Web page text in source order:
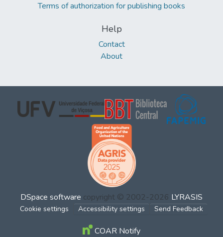
Terms of authorization for publishing books
Help
Contact
About
DSpace software copyright © 2002-2026 LYRASIS
Cookie settings Accessibility settings Send Feedback
COAR Notify